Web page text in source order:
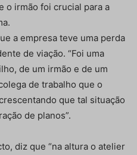
o irmão foi crucial para a
a empresa teve uma perda
de viação. “Foi uma
de um irmão e de um
de trabalho que o
que tal situação
de planos”.
diz que “na altura o atelier